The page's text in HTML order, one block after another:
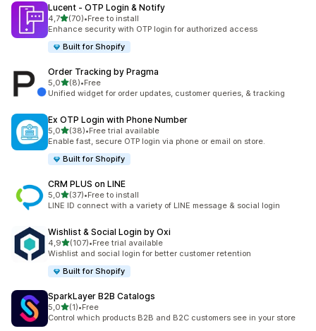
Lucent ‑ OTP Login & Notify
4,7stelle su 5
(70)
70 recensioni totali
•Free to install
Enhance security with OTP login for authorized access
Built for Shopify
Order Tracking by Pragma
5,0stelle su 5
(8)
8 recensioni totali
•Free
Unified widget for order updates, customer queries, & tracking
Ex OTP Login with Phone Number
5,0stelle su 5
(38)
38 recensioni totali
•Free trial available
Enable fast, secure OTP login via phone or email on store.
Built for Shopify
CRM PLUS on LINE
5,0stelle su 5
(37)
37 recensioni totali
•Free to install
LINE ID connect with a variety of LINE message & social login
Wishlist & Social Login by Oxi
4,9stelle su 5
(107)
107 recensioni totali
•Free trial available
Wishlist and social login for better customer retention
Built for Shopify
SparkLayer B2B Catalogs
5,0stelle su 5
(1)
1 recensioni totali
•Free
Control which products B2B and B2C customers see in your store